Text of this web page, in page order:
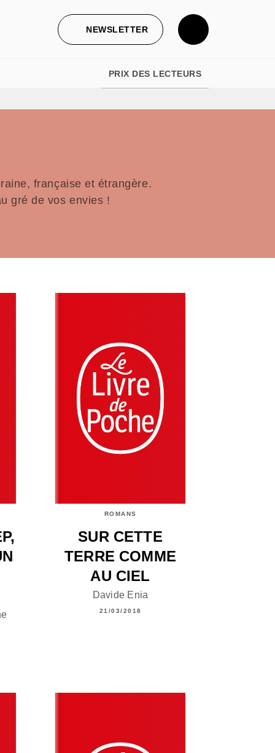
NEWSLETTER
PRIX DES LECTEURS
française et étrangère.
gré de vos envies !
ROMANS
SUR CETTE
TERRE COMME
AU CIEL
Davide Enia
21/03/2018